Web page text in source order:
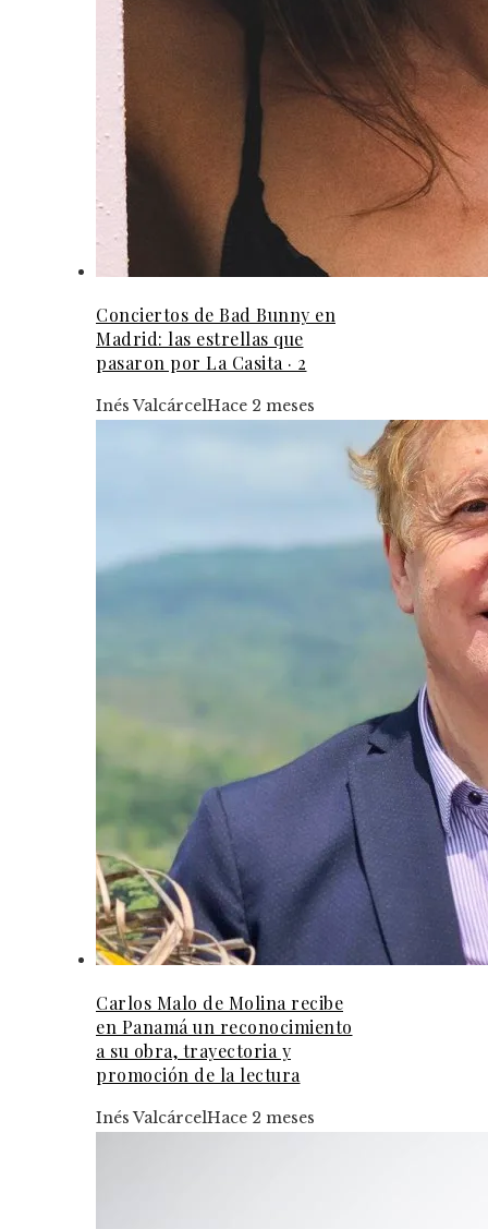
Conciertos de Bad Bunny en
Madrid: las estrellas que
pasaron por La Casita · 2
Inés ValcárcelHace 2 meses
Carlos Malo de Molina recibe
en Panamá un reconocimiento
a su obra, trayectoria y
promoción de la lectura
Inés ValcárcelHace 2 meses